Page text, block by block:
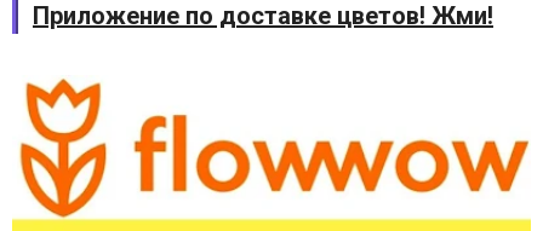
Приложение по доставке цветов! Жми!